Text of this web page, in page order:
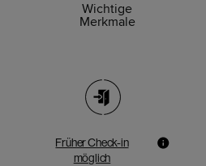
Wichtige
Merkmale
Früher Check-in
möglich